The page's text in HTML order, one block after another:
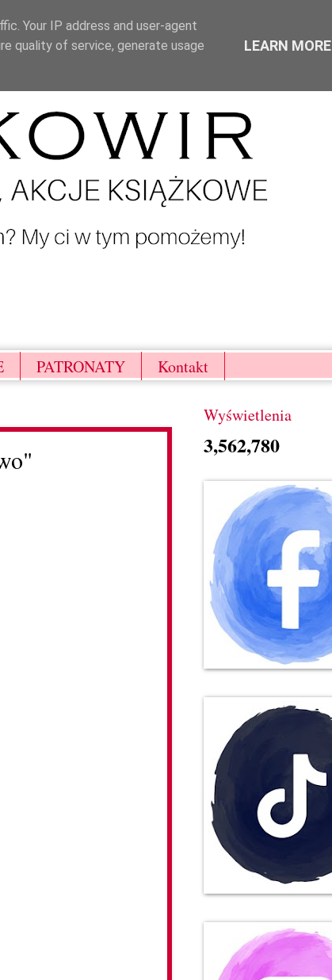
PATRONATY Kontakt
Wyświetlenia
3,562,780
Your IP address and user-agent
quality of service, generate usage
LEARN MORE